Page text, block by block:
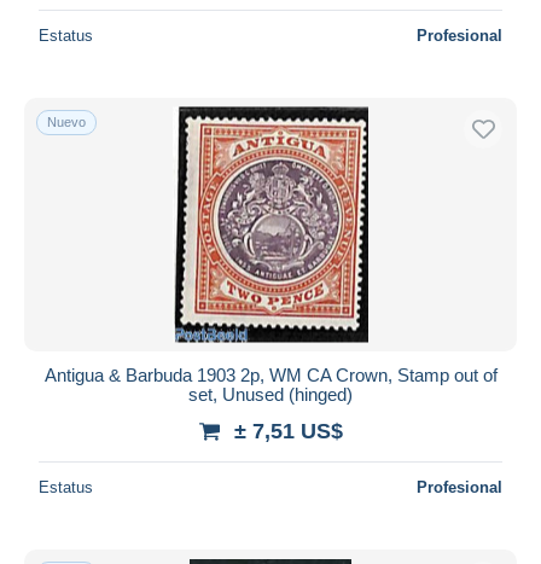
Estatus Profesional
Nuevo
Antigua & Barbuda 1903 2p, WM CA Crown, Stamp out of
set, Unused (hinged)
± 7,51 US$
Estatus Profesional